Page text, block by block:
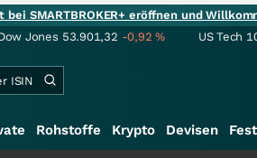
SMARTBROKER+ eröffnen und
Jones 53.901,32 -0,92% US Tech
Rohstoffe Krypto Devisen